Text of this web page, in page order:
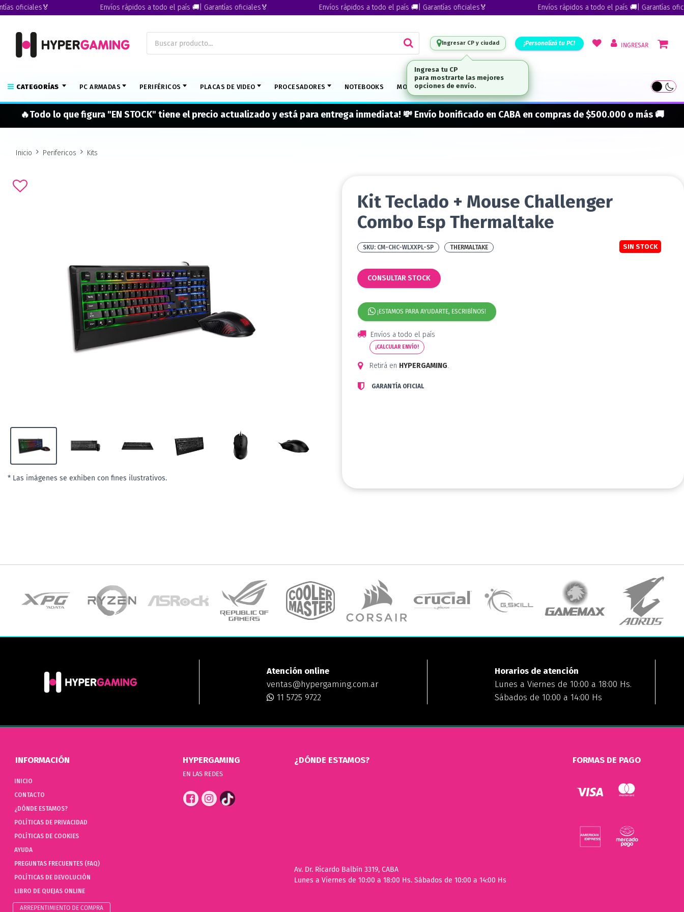
oficiales🏅 Envíos rápidos a todo el país 🚚| Garantías oficiales🏅 Envíos rápidos a todo el país 🚚| Garantías oficiales🏅 Envíos rápidos a todo el país 🚚| Garantías
Ingresar CP y ciudad ¡Personalizá tu PC! INGRESAR
CATEGORÍAS PC ARMADAS PERIFÉRICOS PLACAS DE VIDEO PROCESADORES NOTEBOOKS MONITORES MARCAS
🔥Todo lo que figura "EN STOCK" tiene el precio actualizado y está para entrega inmediata! 💸 Envío bonificado en CABA en compras de $500.000 o más 🚚
Inicio Perifericos Kits
* Las imágenes se exhiben con fines ilustrativos.
Kit Teclado + Mouse Challenger
Combo Esp Thermaltake
CM-CHC-WLXXPL-SP SIN STOCK
THERMALTAKE
CONSULTAR STOCK
¡ESTAMOS PARA AYUDARTE, ESCRIBÍNOS!
Envíos a todo el país
¡CALCULAR ENVÍO!
Retirá en HYPERGAMING.
GARANTÍA OFICIAL
Atención online
ventas@hypergaming.com.ar
11 5725 9722
Horarios de atención
Lunes a Viernes de 10:00 a 18:00 Hs.
Sábados de 10:00 a 14:00 Hs
INFORMACIÓN
INICIO
CONTACTO
¿DÓNDE ESTAMOS?
POLÍTICAS DE PRIVACIDAD
POLÍTICAS DE COOKIES
AYUDA
PREGUNTAS FRECUENTES (FAQ)
POLÍTICAS DE DEVOLUCIÓN
LIBRO DE QUEJAS ONLINE
ARREPENTIMIENTO DE COMPRA
HYPERGAMING
EN LAS REDES
¿DÓNDE ESTAMOS?
Av. Dr. Ricardo Balbín 3319, CABA
Lunes a Viernes de 10:00 a 18:00 Hs. Sábados de 10:00 a 14:00 Hs
FORMAS DE PAGO
Ingresa tu CP
para mostrarte las mejores
opciones de envío.